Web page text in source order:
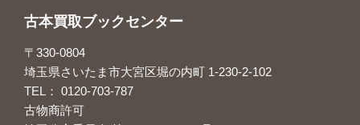
古本買取ブックセンター
〒330-0804
埼玉県さいたま市大宮区堀の内町 1-230-2-102
TEL： 0120-703-787
古物商許可